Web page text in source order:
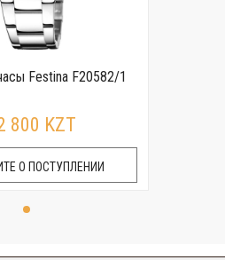
Festina F20582/1
800 KZT
О ПОСТУПЛЕНИИ